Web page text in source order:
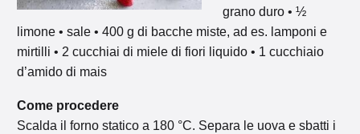
grano duro • ½
limone • sale • 400 g di bacche miste, ad es. lamponi e
mirtilli • 2 cucchiai di miele di fiori liquido • 1 cucchiaio
d’amido di mais
Come procedere
Scalda il forno statico a 180 °C. Separa le uova e sbatti i